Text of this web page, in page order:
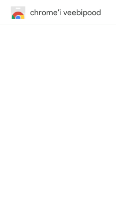
chrome'i veebipood